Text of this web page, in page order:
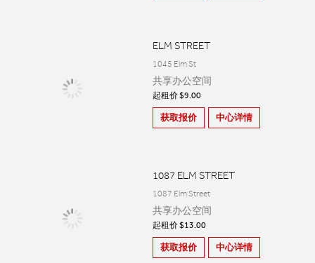
ELM STREET
1045 Elm St
共享办公空间
起租价 $9.00
获取报价 中心详情
1087 ELM STREET
1087 Elm Street
共享办公空间
起租价 $13.00
获取报价 中心详情